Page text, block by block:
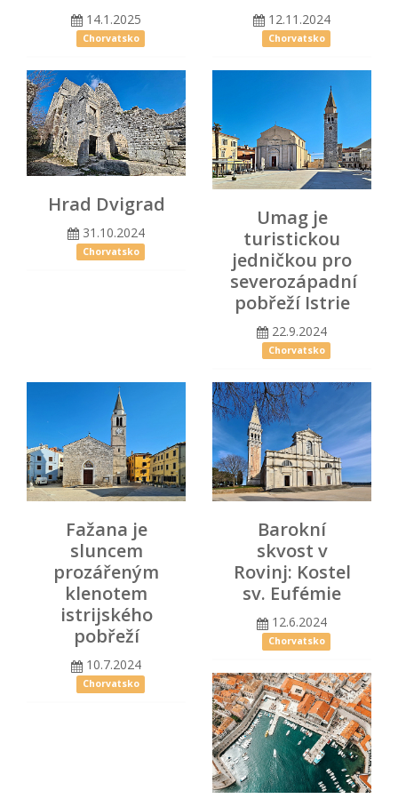
14.1.2025
Chorvatsko
12.11.2024
Chorvatsko
Hrad Dvigrad
31.10.2024
Chorvatsko
Umag je
turistickou
jedničkou pro
severozápadní
pobřeží Istrie
22.9.2024
Chorvatsko
Fažana je
sluncem
prozářeným
klenotem
istrijského
pobřeží
10.7.2024
Chorvatsko
Barokní
skvost v
Rovinj: Kostel
sv. Eufémie
12.6.2024
Chorvatsko